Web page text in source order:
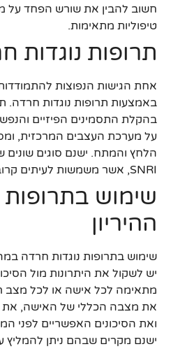
חשוב להבין את שורש הפחד על
טיפוליות מתאימות.
תרופות נוגדות
אחת הגישות הנפוצות
באמצעות תרופות נוגדות חרדה.
בהקלת התסמינים הפיזיים
על מערכת העצבים המרכזית,
SNRI, אשר משמשות לעיתים קרובות לניהול הפרעות חרדה.
שימוש
ההיריון
שימוש בתרופות נוגדות חרדה
יש לשקול את היתרונות מול
מתאימה לכל אישה או לכל מצב
את מצבה הכללי של האישה, את
ואת הסיכונים האפשריים לפני
ישנם מקרים שבהם ניתן להמליץ